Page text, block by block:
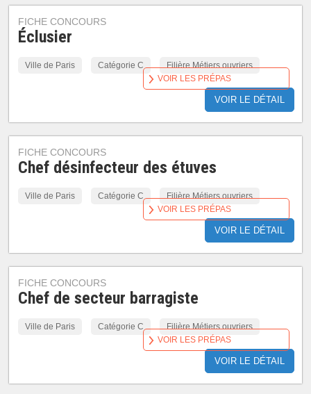
FICHE CONCOURS
Éclusier
Ville de Paris Catégorie C Filière Métiers ouvriers
VOIR LE DÉTAIL
VOIR LES PRÉPAS
FICHE CONCOURS
Chef désinfecteur des étuves
Ville de Paris Catégorie C Filière Métiers ouvriers
VOIR LE DÉTAIL
VOIR LES PRÉPAS
FICHE CONCOURS
Chef de secteur barragiste
Ville de Paris Catégorie C Filière Métiers ouvriers
VOIR LE DÉTAIL
VOIR LES PRÉPAS